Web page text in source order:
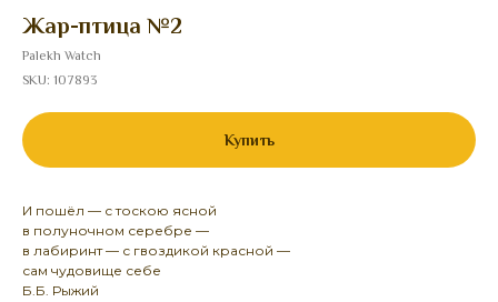
Жар-птица №2
Palekh Watch
SKU: 107893
Купить
И пошёл — с тоскою ясной
в полуночном серебре —
в лабиринт — с гвоздикой красной —
сам чудовище себе
Б.Б. Рыжий